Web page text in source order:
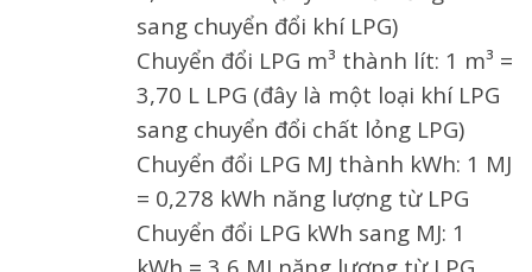
sang chuyển đổi khí LPG)
Chuyển đổi LPG m³ thành lít: 1 m³ =
3,70 L LPG (đây là một loại khí LPG
sang chuyển đổi chất lỏng LPG)
Chuyển đổi LPG MJ thành kWh: 1 MJ
= 0,278 kWh năng lượng từ LPG
Chuyển đổi LPG kWh sang MJ: 1